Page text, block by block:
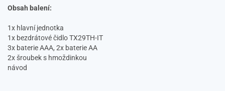
Obsah balení:
1x hlavní jednotka
1x bezdrátové čidlo TX29TH-IT
3x baterie AAA, 2x baterie AA
2x šroubek s hmoždinkou
návod